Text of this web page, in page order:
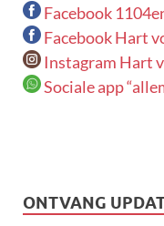
Facebook
Facebook Hart
Instagram Hart
Sociale app
ONTVANG